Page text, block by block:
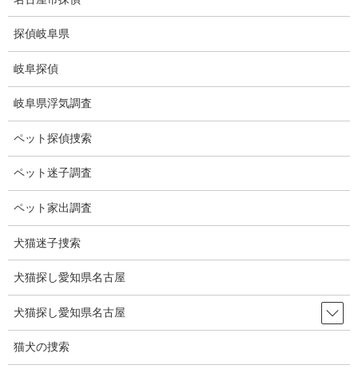
に
動
ョ
に
動
Q&A
HOME Q&A
よくある質問
大手探偵社の方が調査力は優れているか？
調査力の差は調査員個人の能力の差で、誰が調査を行ったかで変
弊社も大手探偵社に勤務したことがありますが、調査の殆どは加
盟員又は個人の探偵社に委託しておりました。
探偵岐阜県
岐阜探偵
岐阜県浮気調査
ペット探偵捜索
ペット迷子調査
ペット家出調査
犬猫迷子捜索
犬猫探し愛知県名古屋
犬猫探し愛知県名古屋
猫犬の捜索